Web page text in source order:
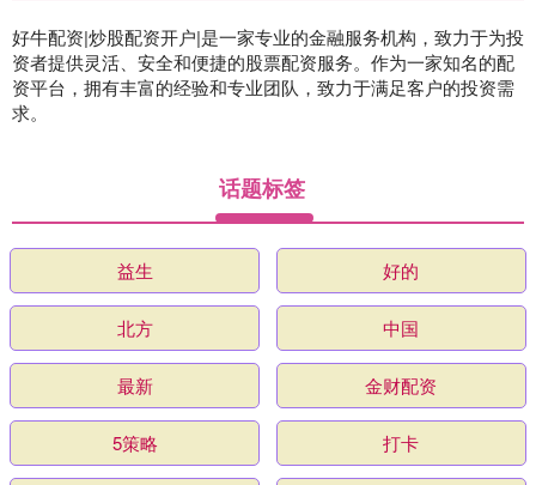
好牛配资|炒股配资开户|是一家专业的金融服务机构，致力于为投
资者提供灵活、安全和便捷的股票配资服务。作为一家知名的配
资平台，拥有丰富的经验和专业团队，致力于满足客户的投资需
求。
话题标签
益生 好的
北方 中国
最新 金财配资
5策略 打卡